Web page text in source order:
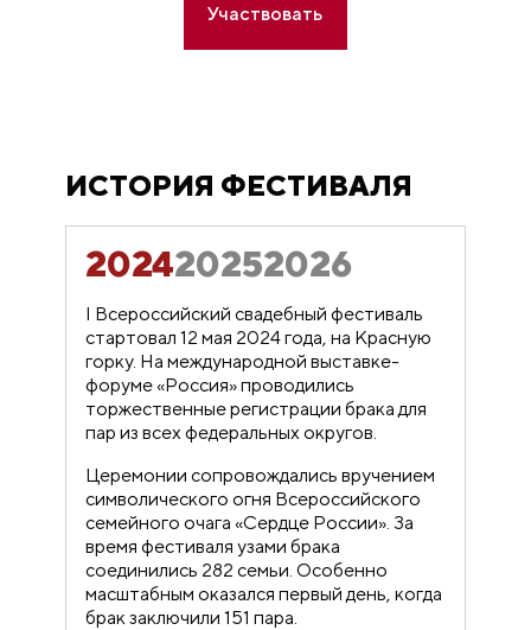
Участвовать
ИСТОРИЯ ФЕСТИВАЛЯ
202420252026
I Всероссийский свадебный фестиваль
стартовал 12 мая 2024 года, на Красную
горку. На международной выставке-
форуме «Россия» проводились
торжественные регистрации брака для
пар из всех федеральных округов.
Церемонии сопровождались вручением
символического огня Всероссийского
семейного очага «Сердце России». За
время фестиваля узами брака
соединились 282 семьи. Особенно
масштабным оказался первый день, когда
брак заключили 151 пара.